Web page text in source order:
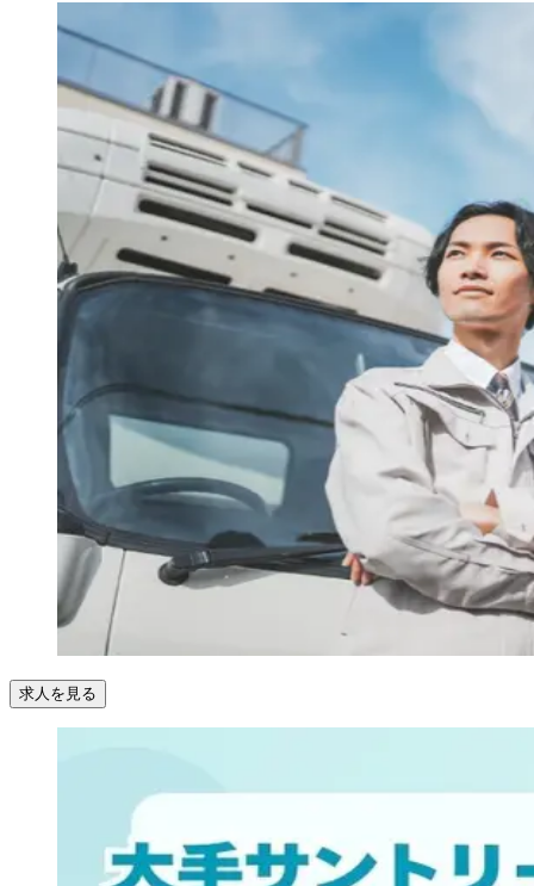
求人を見る